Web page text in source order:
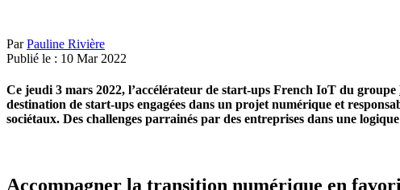
ParPauline Rivière
Publié le : 10 Mar 2022
Ce jeudi 3 mars 2022, l’accélérateur de start-ups French IoT du groupe
destination de start-ups engagées dans un projet numérique et
sociétaux. Des challenges parrainés par des entreprises dans une
Accompagner la transition numérique en